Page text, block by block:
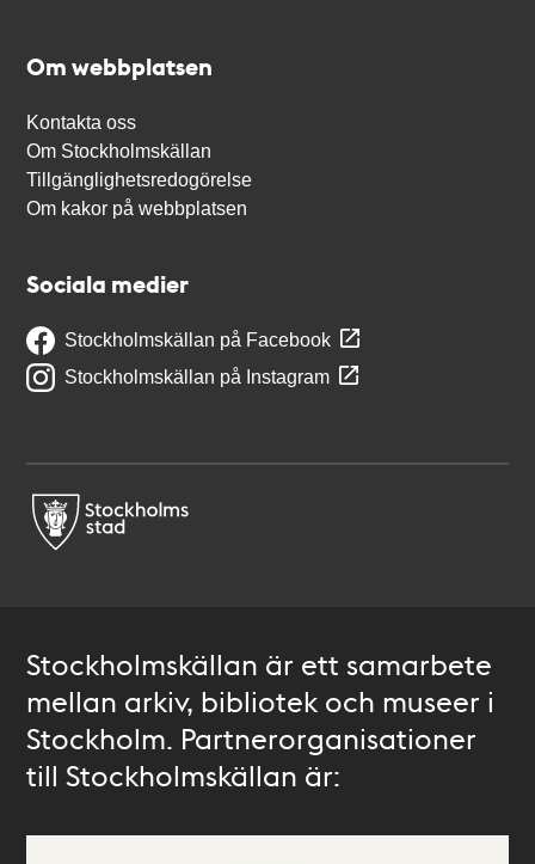
Om webbplatsen
Kontakta oss
Om Stockholmskällan
Tillgänglighetsredogörelse
Om kakor på webbplatsen
Sociala medier
Stockholmskällan på Facebook
Stockholmskällan på Instagram
Stockholmskällan är ett samarbete
mellan arkiv, bibliotek och museer i
Stockholm. Partnerorganisationer
till Stockholmskällan är: